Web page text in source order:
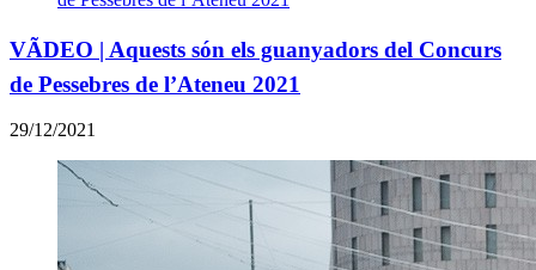
VÃDEO | Aquests són els guanyadors del Concurs
de Pessebres de l’Ateneu 2021
29/12/2021